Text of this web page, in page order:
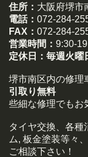
住所： 大阪府堺市
電話： 072-284-
FAX： 072-284-
営業時間： 9:30-
定休日： 毎週火曜
堺市南区内の修理
引取り無料
些細な修理でもお
タイヤ交換、各種
ム, 板金塗装等々
ご相談下さい！